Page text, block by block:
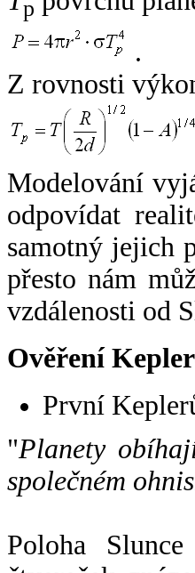
p
.
Z rovnosti
Modelování
odpovídat
samotný jejich
přesto nám
vzdálenosti od
Ověření
První
"Planety
společném
Poloha